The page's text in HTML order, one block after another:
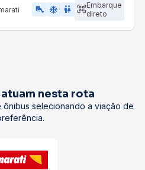
airline_seat_legroom_extra ac_unit wc
Embarque
direto
nesta rota
ônibus selecionando a viação de